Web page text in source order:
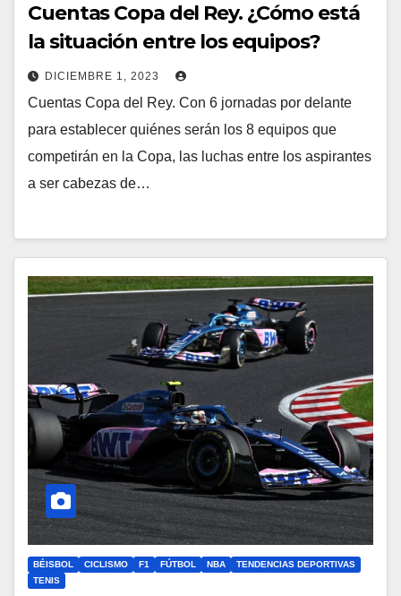
Cuentas Copa del Rey. ¿Cómo está
la situación entre los equipos?
DICIEMBRE 1, 2023
Cuentas Copa del Rey. Con 6 jornadas por delante
para establecer quiénes serán los 8 equipos que
competirán en la Copa, las luchas entre los aspirantes
a ser cabezas de…
BÉISBOL CICLISMO F1 FÚTBOL NBA
TENDENCIAS DEPORTIVAS
TENIS